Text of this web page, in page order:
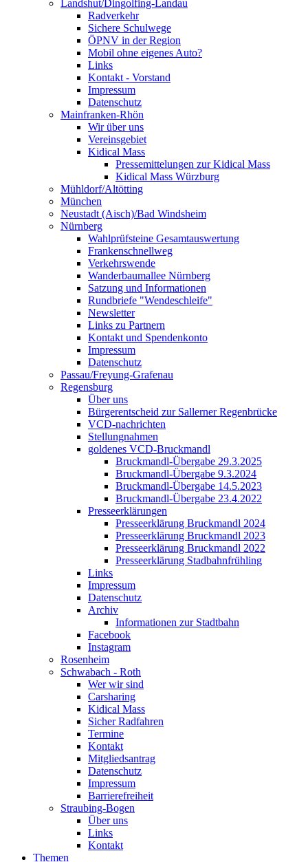
Landshut/Dingolfing-Landau
Radverkehr
Sichere Schulwege
ÖPNV in der Region
Mobil ohne eigenes Auto?
Links
Kontakt - Vorstand
Impressum
Datenschutz
Mainfranken-Rhön
Wir über uns
Vereinsgebiet
Kidical Mass
Pressemittelungen zur Kidical Mass
Kidical Mass Würzburg
Mühldorf/Altötting
München
Neustadt (Aisch)/Bad Windsheim
Nürnberg
Wahlprüfsteine Gesamtauswertung
Frankenschnellweg
Verkehrswende
Wanderbaumallee Nürnberg
Satzung und Informationen
Rundbriefe "Wendeschleife"
Newsletter
Links zu Partnern
Kontakt und Spendenkonto
Impressum
Datenschutz
Passau/Freyung-Grafenau
Regensburg
Über uns
Bürgerentscheid zur Sallerner Regenbrücke
VCD-nachrichten
Stellungnahmen
goldenes VCD-Bruckmandl
Bruckmandl-Übergabe 29.3.2025
Bruckmandl-Übergabe 9.3.2024
Bruckmandl-Übergabe 14.5.2023
Bruckmandl-Übergabe 23.4.2022
Presseerklärungen
Presseerklärung Bruckmandl 2024
Presseerklärung Bruckmandl 2023
Presseerklärung Bruckmandl 2022
Presseerklärung Stadbahnfrühling
Links
Impressum
Datenschutz
Archiv
Informationen zur Stadtbahn
Facebook
Instagram
Rosenheim
Schwabach - Roth
Wer wir sind
Carsharing
Kidical Mass
Sicher Radfahren
Termine
Kontakt
Mitgliedsantrag
Datenschutz
Impressum
Barrierefreiheit
Straubing-Bogen
Über uns
Links
Kontakt
Themen